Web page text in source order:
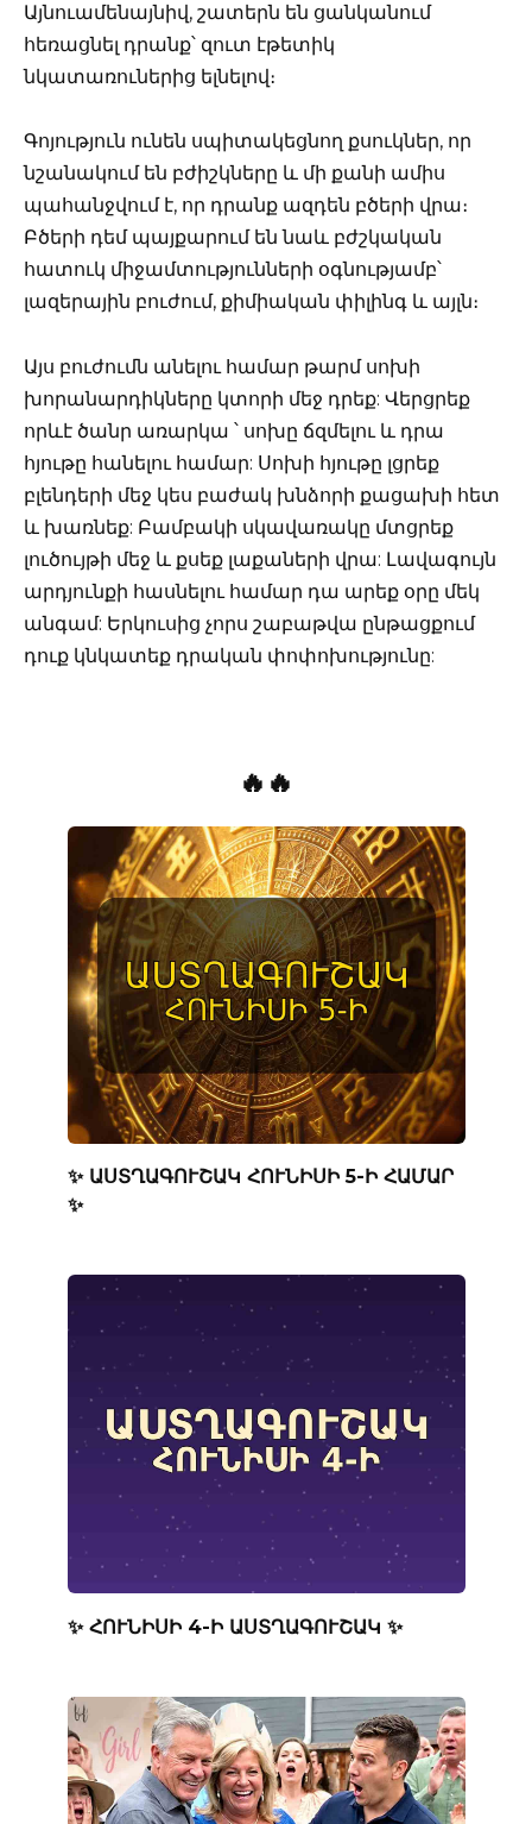
Այնուամենայնիվ, շատերն են ցանկանում
հեռացնել դրանք՝ զուտ էթետիկ
նկատառուներից ելնելով։
Գոյություն ունեն սպիտակեցնող քսուկներ, որ
նշանակում են բժիշկները և մի քանի ամիս
պահանջվում է, որ դրանք ազդեն բծերի վրա։
Բծերի դեմ պայքարում են նաև բժշկական
հատուկ միջամտությունների օգնությամբ՝
լազերային բուժում, քիմիական փիլինգ և այլն։
Այս բուժումն անելու համար թարմ սոխի
խորանարդիկները կտորի մեջ դրեք: Վերցրեք
որևէ ծանր առարկա ՝ սոխը ճզմելու և դրա
հյութը հանելու համար: Սոխի հյութը լցրեք
բլենդերի մեջ կես բաժակ խնձորի քացախի հետ
և խառնեք: Բամբակի սկավառակը մտցրեք
լուծույթի մեջ և քսեք լաքաների վրա: Լավագույն
արդյունքի հասնելու համար դա արեք օրը մեկ
անգամ: Երկուսից չորս շաբաթվա ընթացքում
դուք կնկատեք դրական փոփոխությունը:
🔥🔥
✨ ԱՍՏՂԱԳՈՒՇԱԿ ՀՈՒՆԻՍԻ 5-Ի ՀԱՄԱՐ
✨
✨ ՀՈՒՆԻՍԻ 4-Ի ԱՍՏՂԱԳՈՒՇԱԿ ✨